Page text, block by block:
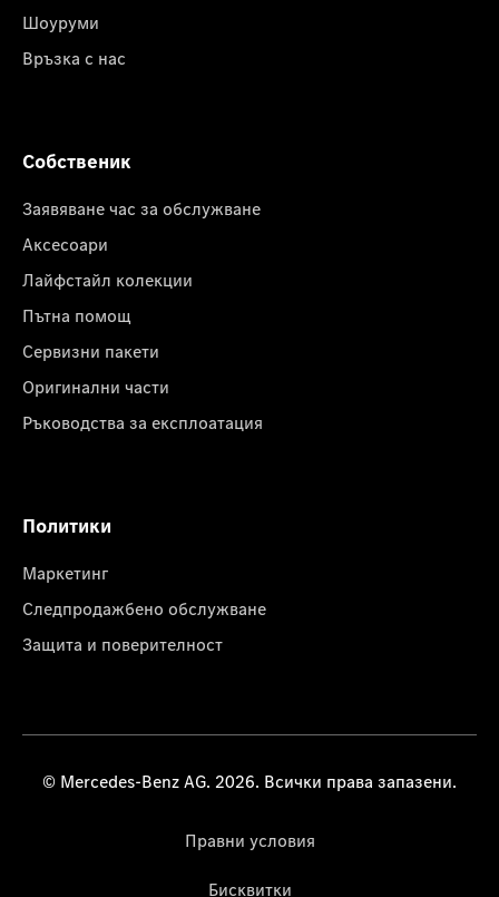
Шоуруми
Връзка с нас
Собственик
Заявяване час за обслужване
Аксесоари
Лайфстайл колекции
Пътна помощ
Сервизни пакети
Оригинални части
Ръководства за експлоатация
Политики
Маркетинг
Следпродажбено обслужване
Защита и поверителност
© Mercedes-Benz AG. 2026. Всички права запазени.
Правни условия
Бисквитки